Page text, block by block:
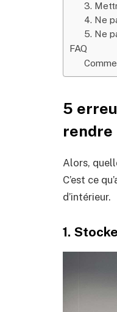
3.
4. Ne
5. Ne
FAQ
5
Alors,
C’est ce
d’intérieur.
1.